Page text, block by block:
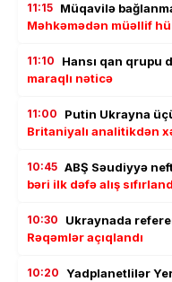
11:15 Müqavilə
Məhkəmədən müəllif
11:10 Hansı qan qrupu
maraqlı nəticə
11:00
Putin Ukrayna
Britaniyalı analitikdən
10:45 ABŞ Səudiyyə
bəri ilk dəfə alış
10:30 Ukraynada
Rəqəmlər açıqlandı
10:20 Yadplanetlilər